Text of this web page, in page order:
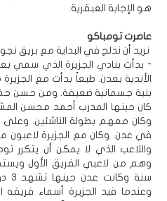
هو الإجابة العبقرية.
عاصرت تومباكو
نريد أن ندلج في البداية مع بريق
- بدأت بنادي الجزيرة الذي سمي
بنية جسمانية ضعيفة. ومن حسن
وكان معهم بطولة الناشئين. وعلى
في عدن. وكان مع الجزيرة لاعبون
واللاعب الذي لا يمكن أن يتكرر